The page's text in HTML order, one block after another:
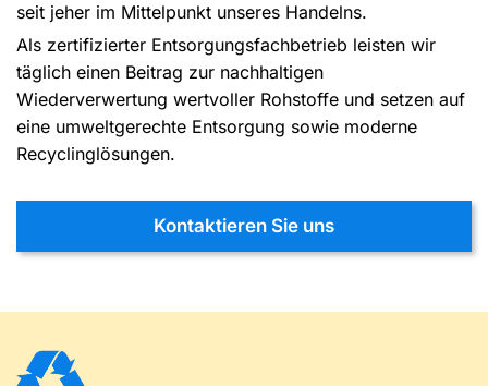
seit jeher im Mittelpunkt unseres Handelns.
Als zertifizierter Entsorgungsfachbetrieb leisten wir
täglich einen Beitrag zur nachhaltigen
Wiederverwertung wertvoller Rohstoffe und setzen auf
eine umweltgerechte Entsorgung sowie moderne
Recyclinglösungen.
Kontaktieren Sie uns